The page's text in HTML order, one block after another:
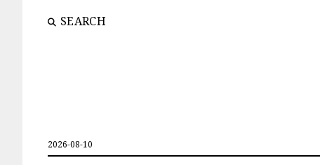
SEARCH
2026-08-10